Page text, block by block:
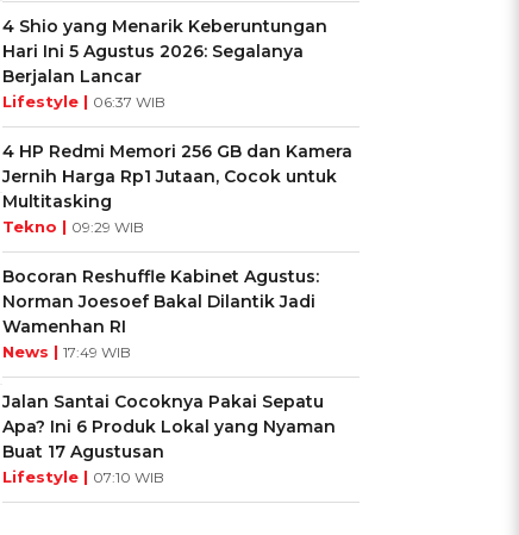
4 Shio yang Menarik Keberuntungan
Hari Ini 5 Agustus 2026: Segalanya
Berjalan Lancar
Lifestyle | 06:37 WIB
4 HP Redmi Memori 256 GB dan Kamera
Jernih Harga Rp1 Jutaan, Cocok untuk
Multitasking
Tekno | 09:29 WIB
Bocoran Reshuffle Kabinet Agustus:
Norman Joesoef Bakal Dilantik Jadi
Wamenhan RI
News | 17:49 WIB
Jalan Santai Cocoknya Pakai Sepatu
Apa? Ini 6 Produk Lokal yang Nyaman
Buat 17 Agustusan
Lifestyle | 07:10 WIB